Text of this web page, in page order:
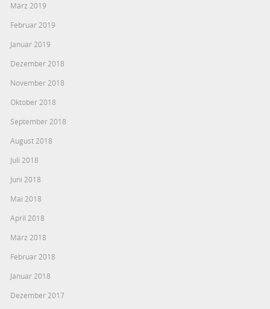
März 2019
Februar 2019
Januar 2019
Dezember 2018
November 2018
Oktober 2018
September 2018
August 2018
Juli 2018
Juni 2018
Mai 2018
April 2018
März 2018
Februar 2018
Januar 2018
Dezember 2017